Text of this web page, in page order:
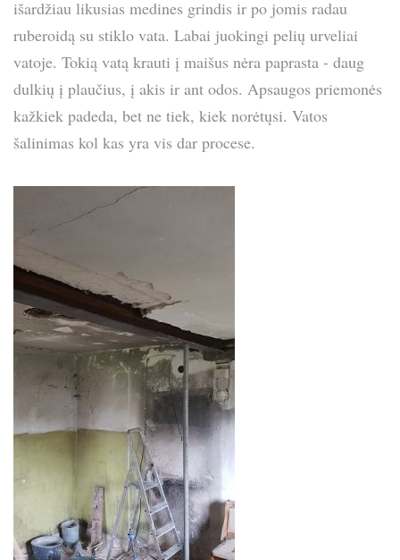
išardžiau likusias medines grindis ir po jomis radau
ruberoidą su stiklo vata. Labai juokingi pelių urveliai
vatoje. Tokią vatą krauti į maišus nėra paprasta - daug
dulkių į plaučius, į akis ir ant odos. Apsaugos priemonės
kažkiek padeda, bet ne tiek, kiek norėtųsi. Vatos
šalinimas kol kas yra vis dar procese.